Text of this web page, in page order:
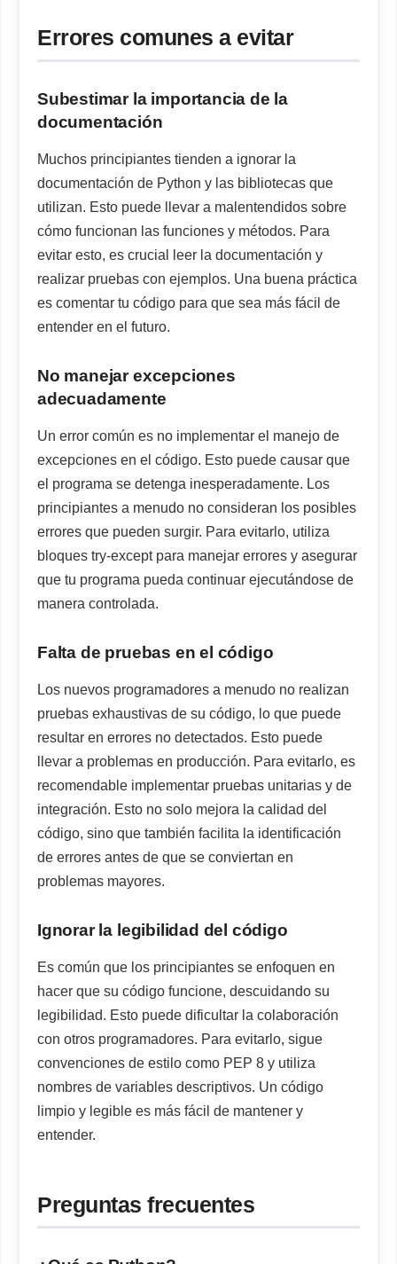
Errores comunes a evitar
Subestimar la importancia de la
documentación
Muchos principiantes tienden a ignorar la
documentación de Python y las bibliotecas que
utilizan. Esto puede llevar a malentendidos sobre
cómo funcionan las funciones y métodos. Para
evitar esto, es crucial leer la documentación y
realizar pruebas con ejemplos. Una buena práctica
es comentar tu código para que sea más fácil de
entender en el futuro.
No manejar excepciones
adecuadamente
Un error común es no implementar el manejo de
excepciones en el código. Esto puede causar que
el programa se detenga inesperadamente. Los
principiantes a menudo no consideran los posibles
errores que pueden surgir. Para evitarlo, utiliza
bloques try-except para manejar errores y asegurar
que tu programa pueda continuar ejecutándose de
manera controlada.
Falta de pruebas en el código
Los nuevos programadores a menudo no realizan
pruebas exhaustivas de su código, lo que puede
resultar en errores no detectados. Esto puede
llevar a problemas en producción. Para evitarlo, es
recomendable implementar pruebas unitarias y de
integración. Esto no solo mejora la calidad del
código, sino que también facilita la identificación
de errores antes de que se conviertan en
problemas mayores.
Ignorar la legibilidad del código
Es común que los principiantes se enfoquen en
hacer que su código funcione, descuidando su
legibilidad. Esto puede dificultar la colaboración
con otros programadores. Para evitarlo, sigue
convenciones de estilo como PEP 8 y utiliza
nombres de variables descriptivos. Un código
limpio y legible es más fácil de mantener y
entender.
Preguntas frecuentes